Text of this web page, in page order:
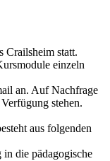
Crailsheim statt.
einzeln
an. Auf Nachfrage
stehen.
aus folgenden
die pädagogische